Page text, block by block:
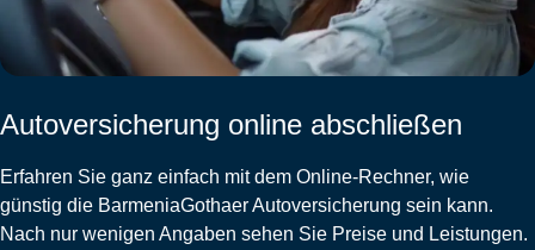
Autoversicherung online abschließen
Erfahren Sie ganz einfach mit dem Online-Rechner, wie
günstig die BarmeniaGothaer Autoversicherung sein kann.
Nach nur wenigen Angaben sehen Sie Preise und Leistungen.